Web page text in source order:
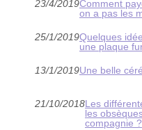
23/4/2019Comment
on a pas les
25/1/2019Quelques
une plaque
13/1/2019Une belle
21/10/2018Les
les
compagnie ?